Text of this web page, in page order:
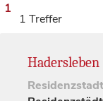
1
1 Treffer
Residenzstadt